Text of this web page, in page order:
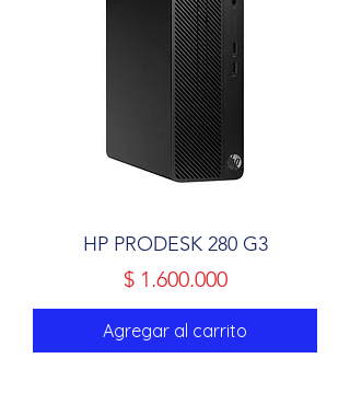
HP PRODESK 280 G3
Precio
$ 1.600.000
Agregar al carrito